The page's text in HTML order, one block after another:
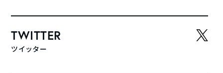
TWITTER
ツイッター